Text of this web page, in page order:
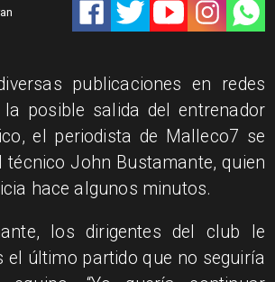
publicaciones en redes
posible salida del entrenador
el periodista de Malleco7 se
John Bustamante, quien
hace algunos minutos.
los dirigentes del club le
el último partido que no seguiría